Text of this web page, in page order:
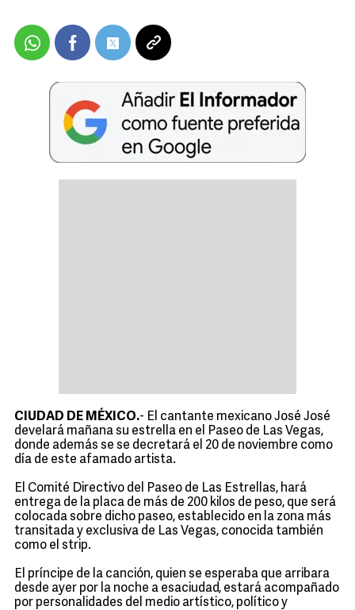
CIUDAD DE MÉXICO.- El cantante mexicano José José
develará mañana su estrella en el Paseo de Las Vegas,
donde además se se decretará el 20 de noviembre como
día de este afamado artista.
El Comité Directivo del Paseo de Las Estrellas, hará
entrega de la placa de más de 200 kilos de peso, que será
colocada sobre dicho paseo, establecido en la zona más
transitada y exclusiva de Las Vegas, conocida también
como el strip.
El príncipe de la canción, quien se esperaba que arribara
desde ayer por la noche a esaciudad, estará acompañado
por personalidades del medio artístico, político y